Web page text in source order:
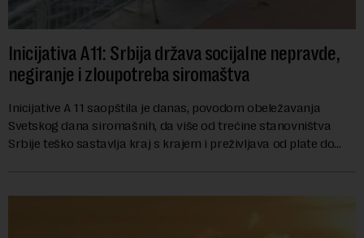
Inicijativa A11: Srbija država socijalne nepravde,
negiranje i zloupotreba siromaštva
Inicijative A 11 saopštila je danas, povodom obeležavanja
Svetskog dana siromašnih, da više od trećine stanovništva
Srbije teško sastavlja kraj s krajem i preživljava od plate do